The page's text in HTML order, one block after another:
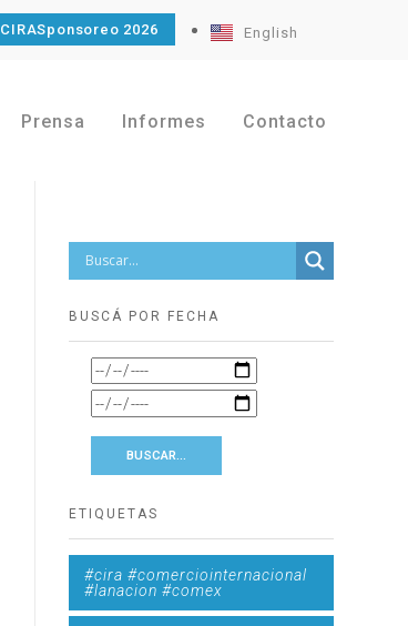
CIRASponsoreo 2026 English
Prensa Informes Contacto
BUSCÁ POR FECHA
ETIQUETAS
#cira #comerciointernacional
#lanacion #comex